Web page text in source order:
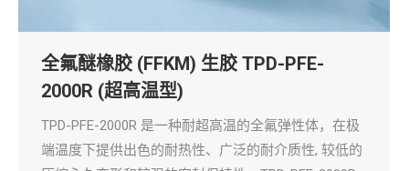
全氟醚橡胶 (FFKM) 生胶 TPD-PFE-
2000R (超高温型)
TPD-PFE-2000R 是一种耐超高温的全氟弹性体，在极
端温度下提供出色的耐热性、广泛的耐介质性, 较低的